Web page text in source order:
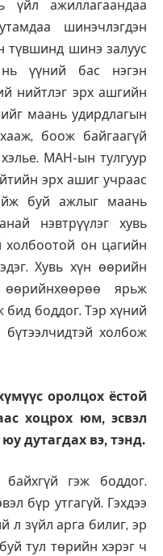
үйл ажиллагаандаа
шинэчлэгдэн
түвшинд шинэ залуус
үүний бас нэгэн
нийтлэг эрх ашгийн
маань удирдлагын
боож байгаагүй
МАН-ын тулгуур
эрх ашиг учраас
буй ажлыг маань
нэвтрүүлэг хувь
холбоотой он цагийн
Хувь хүн өөрийн
ярьж
бид боддог. Тэр хүний
холбож
оролцох ёстой
хоцрох юм, эсвэл
дутагдах вэ, тэнд.
гэж боддог.
бүр утгагүй. Гэхдээ
л зүйл арга билиг, эр
тул төрийн хэрэг ч